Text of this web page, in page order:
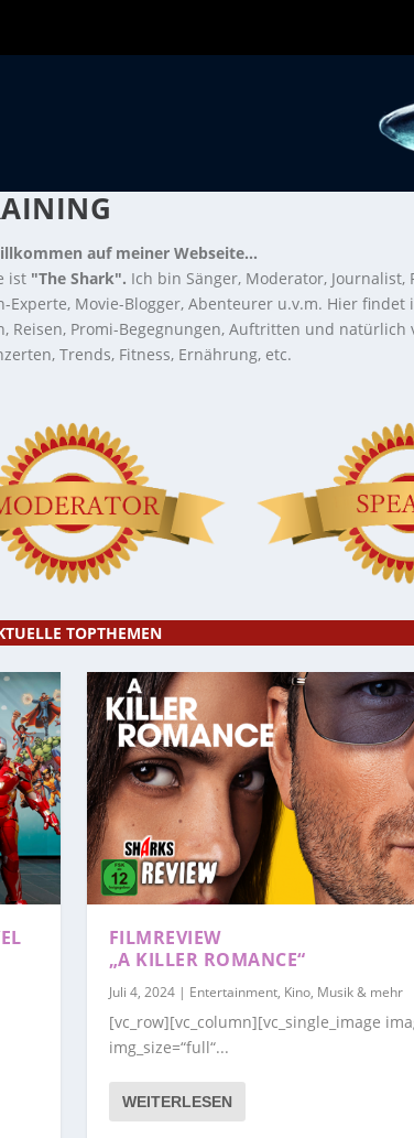
auf meiner Webseite...
ist "The Shark". Ich bin Sänger, Moderator, Journalist,
Experte, Movie-Blogger, Abenteurer u.v.m. Hier
Reisen, Promi-Begegnungen, Auftritten und natürlich
Trends, Fitness, Ernährung, etc.
TOPTHEMEN
FILMREVIEW
„A KILLER ROMANCE“
Juli 4, 2024| Entertainment, Kino, Musik & mehr
[vc_row][vc_column][vc_single_image
img_size=“full“...
WEITERLESEN